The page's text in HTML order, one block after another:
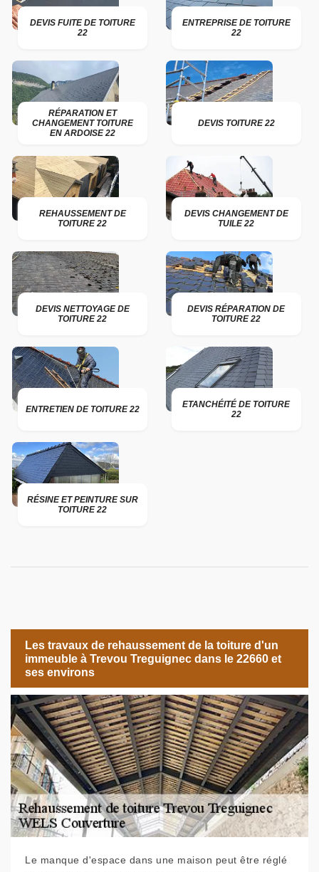
DEVIS FUITE DE TOITURE
22
ENTREPRISE DE TOITURE
22
RÉPARATION ET
CHANGEMENT TOITURE
EN ARDOISE 22
DEVIS TOITURE 22
REHAUSSEMENT DE
TOITURE 22
DEVIS CHANGEMENT DE
TUILE 22
DEVIS NETTOYAGE DE
TOITURE 22
DEVIS RÉPARATION DE
TOITURE 22
ENTRETIEN DE TOITURE 22
ETANCHÉITÉ DE TOITURE
22
RÉSINE ET PEINTURE SUR
TOITURE 22
Les travaux de rehaussement de la toiture d'un
immeuble à Trevou Treguignec dans le 22660 et
ses environs
Le manque d'espace dans une maison peut être réglé